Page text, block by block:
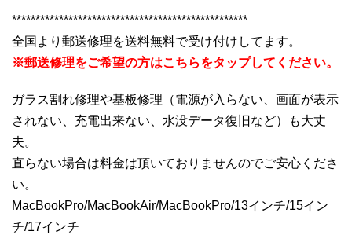
**************************************************
全国より郵送修理を送料無料で受け付けしてます。
※郵送修理をご希望の方はこちらをタップしてください。
ガラス割れ修理や基板修理（電源が入らない、画面が表示
されない、充電出来ない、水没データ復旧など）も大丈
夫。
直らない場合は料金は頂いておりませんのでご安心くださ
い。
MacBookPro/MacBookAir/MacBookPro/13インチ/15イン
チ/17インチ